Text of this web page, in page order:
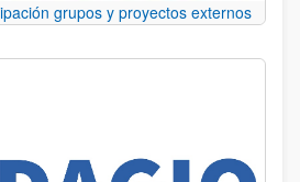
grupos y proyectos externos